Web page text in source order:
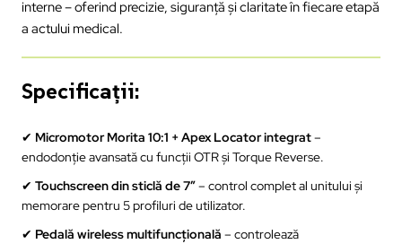
interne–oferind precizie, siguranță șiclaritateînfiecareetapă
a actului medical.
Specificații:
✔ Micromotor Morita 10:1 + Apex Locator integrat–
endodonție avansată cu funcții OTR și Torque Reverse.
✔ Touchscreen din sticlă de 7″– control complet al unitului și
memorare pentru 5 profiluri de utilizator.
✔ Pedală wireless multifuncțională – controlează